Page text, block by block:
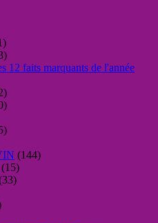
12 faits marquants de l'année
(144)
(15)